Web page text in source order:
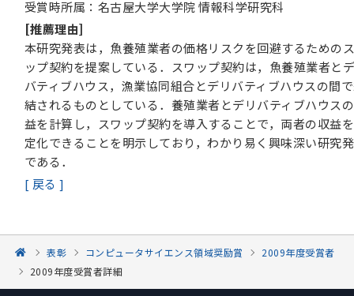
受賞時所属：名古屋大学大学院 情報科学研究科
[推薦理由]
本研究発表は，魚養殖業者の価格リスクを回避するための
ップ契約を提案している．スワップ契約は，魚養殖業者と
バティブハウス，漁業協同組合とデリバティブハウスの間
結されるものとしている．養殖業者とデリバティブハウス
益を計算し，スワップ契約を導入することで，両者の収益
定化できることを明示しており，わかり易く興味深い研究
である．
[ 戻る ]
表彰 コンピュータサイエンス領域奨励賞
2009年度受賞者
2009年度受賞者詳細